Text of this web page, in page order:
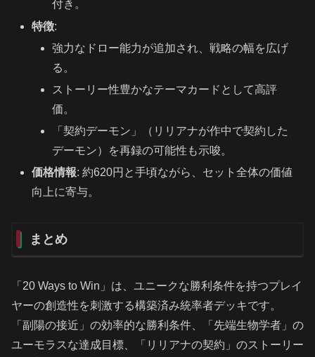
付き。
特徴:
強力なドロー能力が追加され、戦略の幅を広げ
る。
ストーリー性豊かなテーマカードとして高評
価。
「契約デーモン」（リリアナが作中で契約した
デーモン）を再録の可能性も示唆。
価格情報: 約620円と手頃ながら、セット全体の価値
向上に寄与。
まとめ
「20 Ways to Win」は、ユニークな勝利条件を持つプレイ
ヤーの創造性を刺激する構築済み統率者デッキです。
「副陽の接近」の効率的な勝利条件、「先端生物学者」の
ユーモラスな達成目標、「リリアナの契約」のストーリー